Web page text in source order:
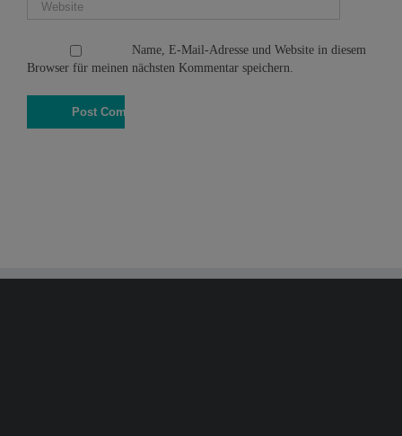
Name, E-Mail-Adresse und Website in diesem
Browser für meinen nächsten Kommentar speichern.